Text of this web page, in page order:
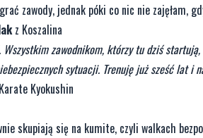
zawody, jednak póki co nic nie zajęłam,
z Koszalina
Wszystkim zawodnikom, którzy tu dziś
sytuacji. Trenuję już sześć lat i
Kyokushin
skupiają się na kumite, czyli walkach